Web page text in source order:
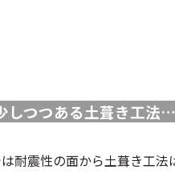
しつつある土葺き工法
耐震性の面から土葺き工法